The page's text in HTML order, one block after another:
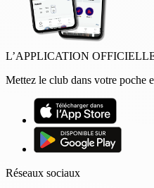
L’APPLICATION
Mettez le club dans votre poche
Réseaux sociaux